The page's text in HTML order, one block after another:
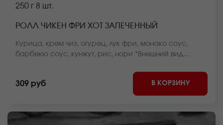
250 г 8 шт.
РОЛЛ ЧИКЕН ФРИ ХОТ ЗАПЕЧЕННЫЙ
Курица, крем чиз, огурец, лук фри, монако соус,
барбекю соус, кунжут, рис, нори *Внешний вид
309 руб В КОРЗИНУ